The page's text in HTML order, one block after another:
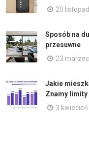
20
Sposób na
przesuwne
23
Jakie
Znamy
3